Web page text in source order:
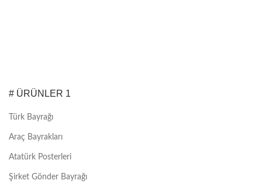
# ÜRÜNLER 1
Türk Bayrağı
Araç Bayrakları
Atatürk Posterleri
Şirket Gönder Bayrağı